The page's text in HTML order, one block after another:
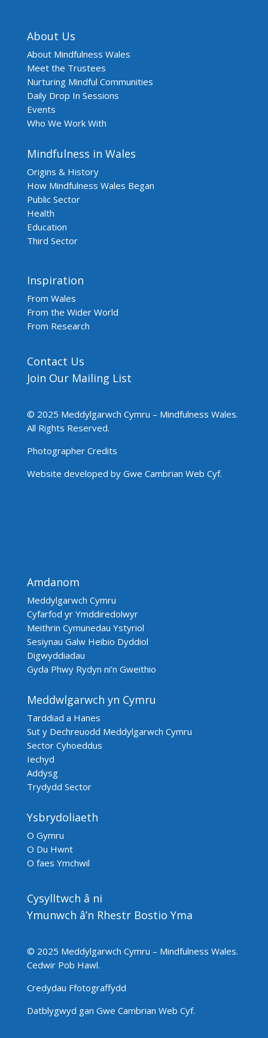
About Us
About Mindfulness Wales
Meet the Trustees
Nurturing Mindful Communities
Daily Drop In Sessions
Events
Who We Work With
Mindfulness in Wales
Origins & History
How Mindfulness Wales Began
Public Sector
Health
Education
Third Sector
Inspiration
From Wales
From the Wider World
From Research
Contact Us
Join Our Mailing List
© 2025 Meddylgarwch Cymru – Mindfulness Wales.
All Rights Reserved.
Photographer Credits
Website developed by Gwe Cambrian Web Cyf.
Amdanom
Meddylgarwch Cymru
Cyfarfod yr Ymddiredolwyr
Meithrin Cymunedau Ystyriol
Sesiynau Galw Heibio Dyddiol
Digwyddiadau
Gyda Phwy Rydyn ni’n Gweithio
Meddwlgarwch yn Cymru
Tarddiad a Hanes
Sut y Dechreuodd Meddylgarwch Cymru
Sector Cyhoeddus
Iechyd
Addysg
Trydydd Sector
Ysbrydoliaeth
O Gymru
O Du Hwnt
O faes Ymchwil
Cysylltwch â ni
Ymunwch â’n Rhestr Bostio Yma
© 2025 Meddylgarwch Cymru – Mindfulness Wales.
Cedwir Pob Hawl.
Credydau Ffotograffydd
Datblygwyd gan Gwe Cambrian Web Cyf.